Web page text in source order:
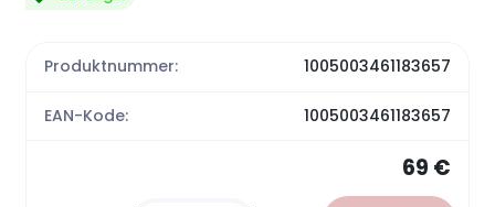
Produktnummer: 1005003461183657
EAN-Kode: 1005003461183657
69 €